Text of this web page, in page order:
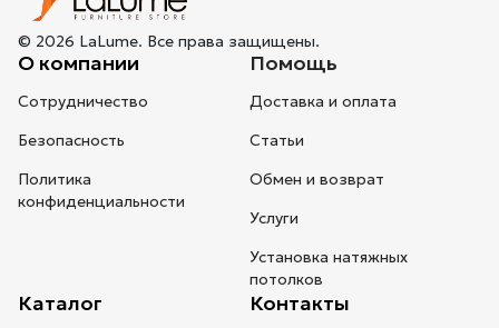
© 2026 LaLume. Все права защищены.
О компании
Сотрудничество
Безопасность
Политика
конфиденциальности
Помощь
Доставка и оплата
Статьи
Обмен и возврат
Услуги
Установка натяжных
потолков
Каталог Контакты